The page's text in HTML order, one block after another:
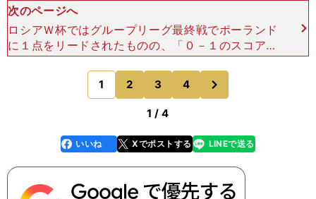
次のページへ
ロシアＷ杯ではグループリーグ最終戦でポーランド
に１点をリードされたものの、「０－１のスコアの
まま終わらせて、フェアプレーポイント差（警告や
退場の数）でラウンド16進出を目指す」というギ
ャンブルに出て目
1 2 3 4
のページへ
1 / 4
faceboo
k
いいね Xでポストする
line LINEで送る